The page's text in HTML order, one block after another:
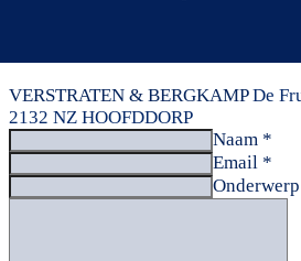
VERSTRATEN & BERGKAMP De
2132 NZ HOOFDDORP
Naam *
Email *
Onderwerp